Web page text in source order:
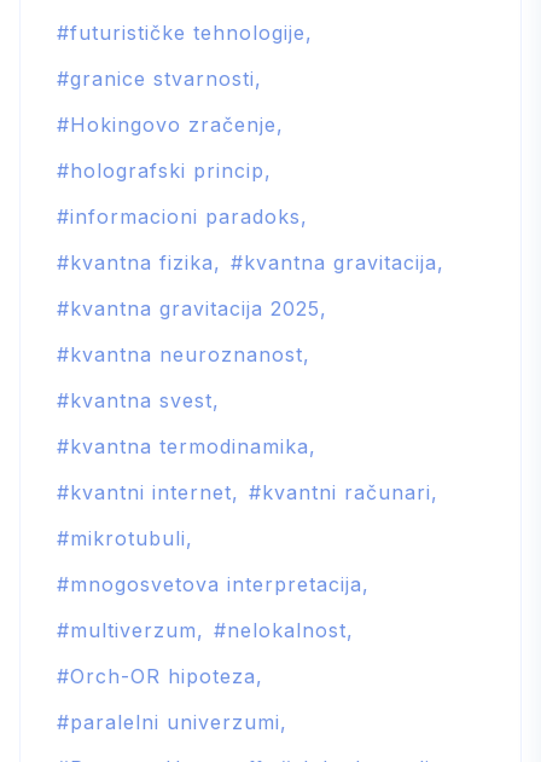
futurističke tehnologije
granice stvarnosti
Hokingovo zračenje
holografski princip
informacioni paradoks
kvantna fizika
kvantna gravitacija
kvantna gravitacija 2025
kvantna neuroznanost
kvantna svest
kvantna termodinamika
kvantni internet
kvantni računari
mikrotubuli
mnogosvetova interpretacija
multiverzum
nelokalnost
Orch-OR hipoteza
paralelni univerzumi